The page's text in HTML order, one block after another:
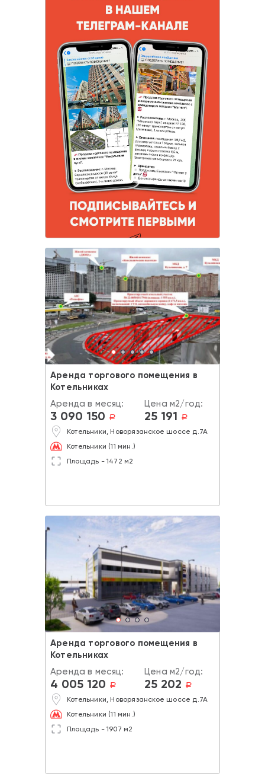
Аренда торгового помещения в
Котельниках
Аренда в месяц:
3 090 150 a
Цена м2/год:
25 191 a
Котельники, Новорязанское шоссе д.7А
Котельники (11 мин.)
Площадь - 1472 м2
Аренда торгового помещения в
Котельниках
Аренда в месяц:
4 005 120 a
Цена м2/год:
25 202 a
Котельники, Новорязанское шоссе д.7А
Котельники (11 мин.)
Площадь - 1907 м2